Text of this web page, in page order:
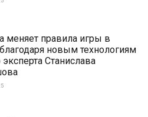
меняет правила игры в
новым технологиям
Станислава